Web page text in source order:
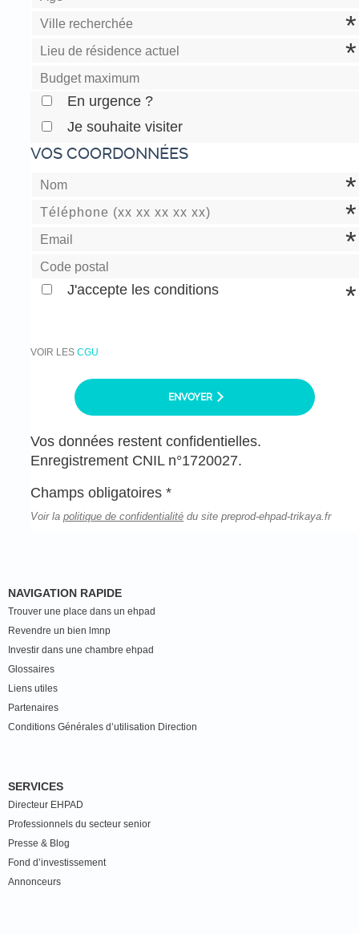
En urgence ?
Je souhaite visiter
VOS COORDONNÉES
J'accepte les conditions
VOIR LES CGU
ENVOYER
Vos données restent confidentielles.
Enregistrement CNIL n°1720027.
Champs obligatoires *
Voir la politique de confidentialité du site preprod-ehpad-trikaya.fr
NAVIGATION RAPIDE
Trouver une place dans un ehpad
Revendre un bien lmnp
Investir dans une chambre ehpad
Glossaires
Liens utiles
Partenaires
Conditions Générales d’utilisation Direction
SERVICES
Directeur EHPAD
Professionnels du secteur senior
Presse & Blog
Fond d’investissement
Annonceurs